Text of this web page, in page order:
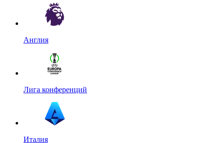
Англия
Лига конференций
Италия